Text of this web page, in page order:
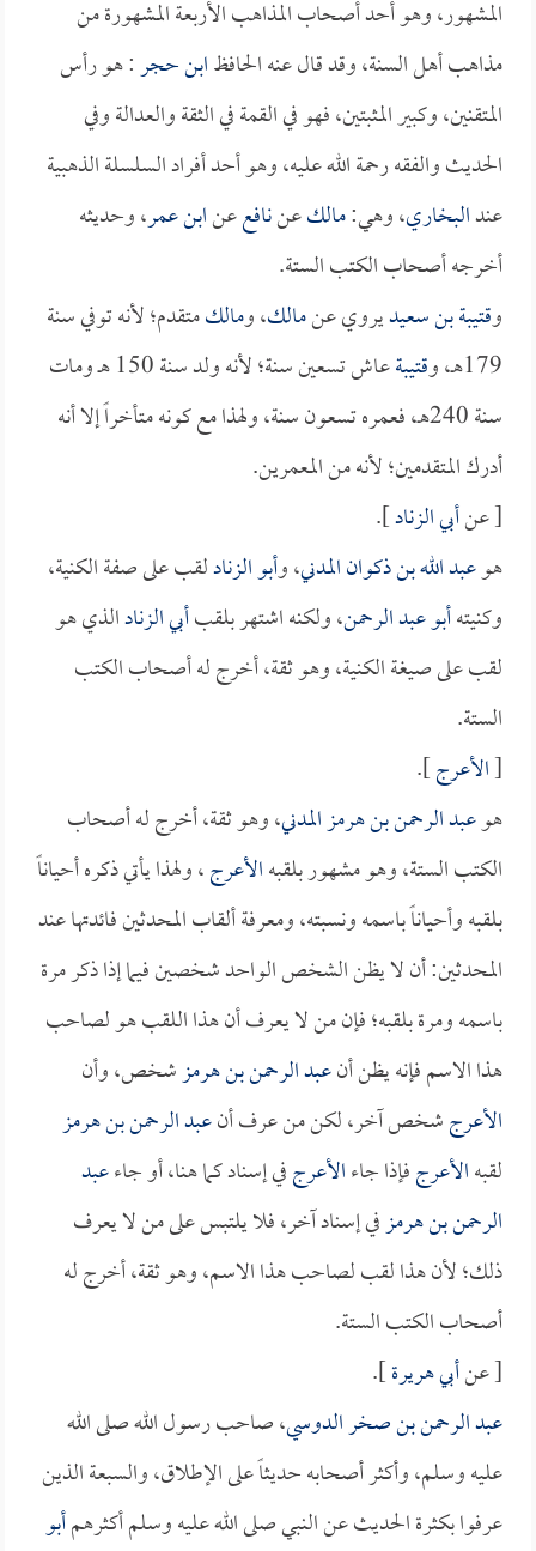
المشهور، وهو أحد أصحاب المذاهب الأربعة المشهورة من
مذاهب أهل السنة، وقد قال عنه الحافظابن حجر: هو رأس
المتقنين، وكبير المثبتين، فهو في القمة في الثقة والعدالة وفي
الحديث والفقه رحمة الله عليه، وهو أحد أفراد السلسلة الذهبية
عندالبخاري، وهي:مالكعننافععنابن عمر، وحديثه
أخرجه أصحاب الكتب الستة.
وقتيبة بن سعيديروي عنمالك، ومالكمتقدم؛ لأنه توفي سنة
179هـ، و
قتيبة
عاش تسعين سنة؛ لأنه ولد سنة 150 هـ ومات
سنة 240هـ، فعمره تسعون سنة، ولهذا مع كونه متأخراً إلا أنه
أدرك المتقدمين؛ لأنه من المعمرين.
[ عنأبي الزناد].
هوعبد الله بن ذكوان المدني، وأبو الزنادلقب على صفة الكنية،
وكنيتهأبو عبد الرحمن، ولكنه اشتهر بلقبأبي الزنادالذي هو
لقب على صيغة الكنية، وهو ثقة، أخرج له أصحاب الكتب
الستة.
[الأعرج].
هوعبد الرحمن بن هرمز المدني، وهو ثقة، أخرج له أصحاب
الكتب الستة، وهو مشهور بلقبهالأعرج، ولهذا يأتي ذكره أحياناً
بلقبه وأحياناً باسمه ونسبته، ومعرفة ألقاب المحدثين فائدتها عند
المحدثين: أن لا يظن الشخص الواحد شخصين فيما إذا ذكر مرة
باسمه ومرة بلقبه؛ فإن من لا يعرف أن هذا اللقب هو لصاحب
هذا الاسم فإنه يظن أنعبد الرحمن بن هرمزشخص، وأن
الأعرجشخص آخر، لكن من عرف أنعبد الرحمن بن هرمز
لقبهالأعرجفإذا جاءالأعرجفي إسناد كما هنا، أو جاءعبد
الرحمن بن هرمزفي إسناد آخر، فلا يلتبس على من لا يعرف
ذلك؛ لأن هذا لقب لصاحب هذا الاسم، وهو ثقة، أخرج له
أصحاب الكتب الستة.
[ عنأبي هريرة].
عبد الرحمن بن صخر الدوسي، صاحب رسول الله صلى الله
عليه وسلم، وأكثر أصحابه حديثاً على الإطلاق، والسبعة الذين
عرفوا بكثرة الحديث عن النبي صلى الله عليه وسلم أكثرهمأبو